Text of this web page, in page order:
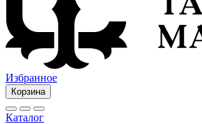
Избранное
Корзина
Каталог